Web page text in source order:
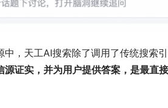
，天工AI搜索除了调用了传统搜索
源证实，并为用户提供答案，是最直